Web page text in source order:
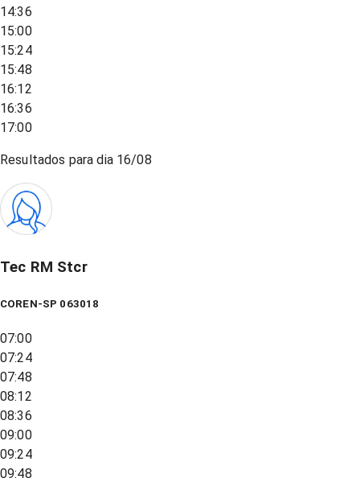
14:36
15:00
15:24
15:48
16:12
16:36
17:00
Resultados para dia 16/08
Tec RM Stcr
COREN-SP 063018
07:00
07:24
07:48
08:12
08:36
09:00
09:24
09:48